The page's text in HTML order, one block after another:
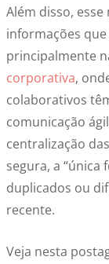
Além disso,
informações
principalmente
corporativa,
colaborativos
comunicação
centralização
segura, a “única
duplicados ou
recente.
Veja nesta